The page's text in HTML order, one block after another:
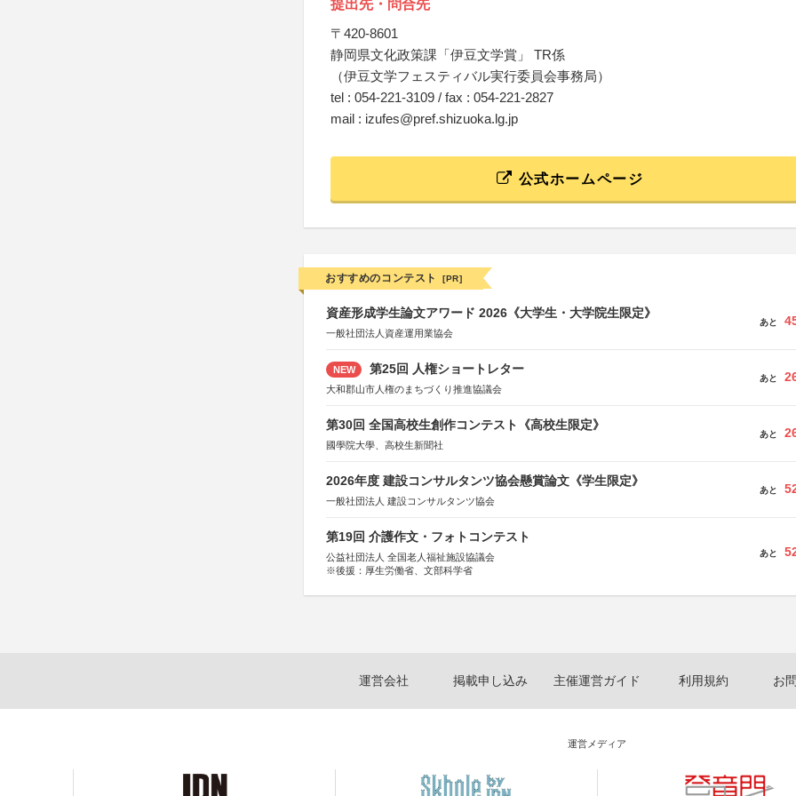
提出先・問合先
〒420-8601
静岡県文化政策課「伊豆文学賞」 TR係
（伊豆文学フェスティバル実行委員会事務局）
tel : 054-221-3109 / fax : 054-221-2827
mail : izufes@pref.shizuoka.lg.jp
公式ホームページ
おすすめのコンテスト [PR]
資産形成学生論文アワード 2026《大学生・大学院生限定》
一般社団法人資産運用業協会
あと
NEW 第25回 人権ショートレター
大和郡山市人権のまちづくり推進協議会
あと
第30回 全国高校生創作コンテスト《高校生限定》
國學院大學、高校生新聞社
あと
2026年度 建設コンサルタンツ協会懸賞論文《学生限定》
一般社団法人 建設コンサルタンツ協会
あと
第19回 介護作文・フォトコンテスト
公益社団法人 全国老人福祉施設協議会
※後援：厚生労働省、文部科学省
あと
運営会社 掲載申し込み 主催運営ガイド 利用規約 お
運営メディア